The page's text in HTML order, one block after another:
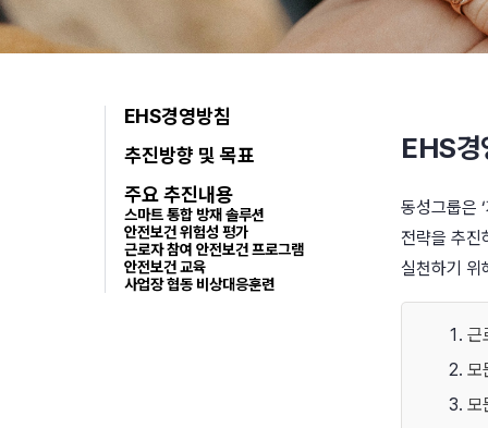
EHS경영방침
추진방향 및 목표
주요 추진내용
스마트 통합 방재 솔루션
안전보건 위험성 평가
근로자 참여 안전보건 프로그램
안전보건 교육
사업장 협동 비상대응훈련
EHS경
동성그룹은
전략을 추진
실천하기 위
근
모
모